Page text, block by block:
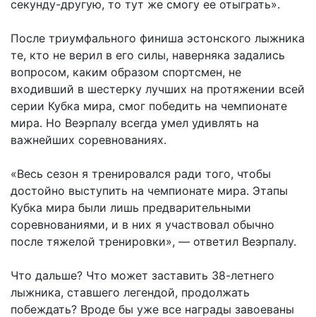
секунду-другую, то тут же смогу ее отыграть».
После триумфального финиша эстонского лыжника
те, кто не верил в его силы, наверняка задались
вопросом, каким образом спортсмен, не
входивший в шестерку лучших на протяжении всей
серии Кубка мира, смог победить на чемпионате
мира. Но Веэрпалу всегда умел удивлять на
важнейших соревнованиях.
«Весь сезон я тренировался ради того, чтобы
достойно выступить на чемпионате мира. Этапы
Кубка мира были лишь предварительными
соревнованиями, и в них я участвовал обычно
после тяжелой тренировки», — ответил Веэрпалу.
Что дальше? Что может заставить 38-летнего
лыжника, ставшего легендой, продолжать
побеждать? Вроде бы уже все награды завоеваны